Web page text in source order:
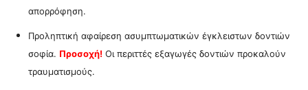
απορρόφηση.
Προληπτική αφαίρεση ασυμπτωματικών έγκλειστων δοντιών
σοφία. Προσοχή! Οι περιττές εξαγωγές δοντιών προκαλούν
τραυματισμούς.